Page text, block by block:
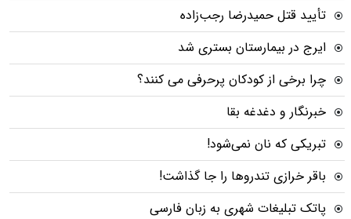
تأیید قتل حمیدرضا رجب‌زاده
ایرج در بیمارستان بستری شد
چرا برخی از کودکان پرحرفی می کنند؟
خبرنگار و دغدغه بقا
تبریکی که نان نمی‌شود!
باقر خرازی تندروها را جا گذاشت!
پاتک تبلیغات شهری به زبان فارسی